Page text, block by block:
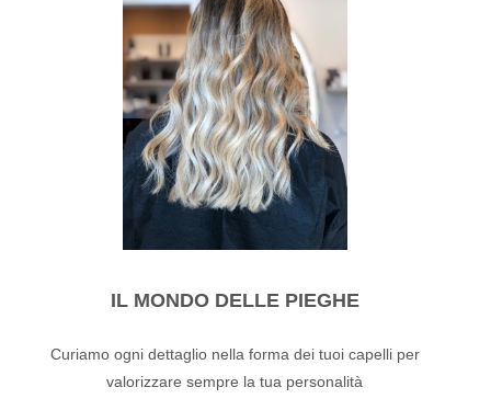
IL MONDO DELLE PIEGHE
Curiamo ogni dettaglio nella forma dei tuoi capelli per
valorizzare sempre la tua personalità